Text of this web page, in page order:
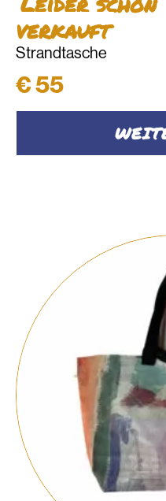
verkauft
Strandtasche
€55